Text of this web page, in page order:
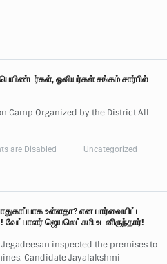
ஓவியர்கள் சங்கம் சார்பில்
Camp Organized by the District All
are Disabled — Uncategorized
உள்ளதா? என பார்வையிட்ட
ஜெயலெட்சுமி உடனிருந்தார்!
inspected the premises to
Candidate Jayalakshmi